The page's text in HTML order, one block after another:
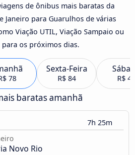
de ônibus mais baratas da
Janeiro para Guarulhos de várias
Viação UTIL, Viação Sampaio ou
os próximos dias.
78
Sexta-Feira
R$ 84 R$ 47
baratas amanhã
7h 25m
Novo Rio